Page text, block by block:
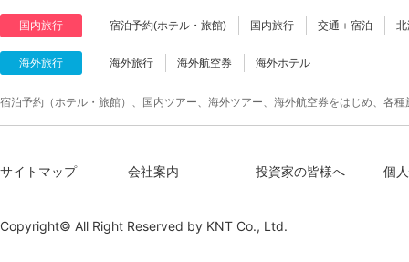
国内旅行 宿泊予約(ホテル・旅館) 国内旅行 交通＋宿泊
海外旅行 海外旅行 海外航空券 海外ホテル
宿泊予約（ホテル・旅館）、国内ツアー、海外ツアー、海外航空券をはじめ、各
サイトマップ 会社案内 投資家の皆様へ 個
Copyright© All Right Reserved by KNT Co., Ltd.